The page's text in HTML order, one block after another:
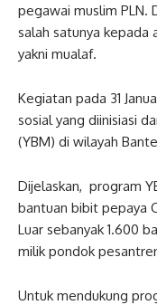
pegawai muslim PLN.
salah satunya kepada
yakni mualaf.
Kegiatan pada 31
sosial yang diinisiasi
(YBM) di wilayah
Dijelaskan, program
bantuan bibit pepaya
Luar sebanyak 1.600
milik pondok
Untuk mendukung